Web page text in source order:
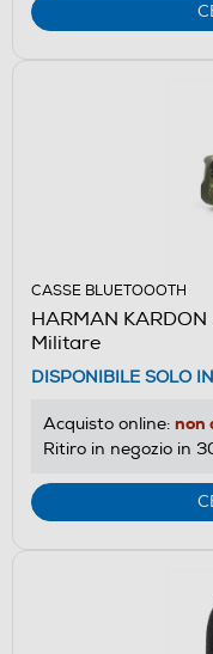
CASSE BLUETOOOTH
HARMAN
Militare
DISPONIBILE SOLO
Acquisto online: non
Ritiro in negozio in